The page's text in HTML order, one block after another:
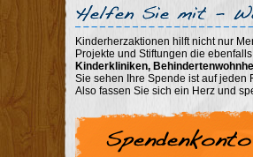
Kinderherzaktionen hilft nicht nur
Projekte und Stiftungen die
Kinderkliniken,
Sie sehen Ihre Spende ist auf jeden
Also fassen Sie sich ein Herz und